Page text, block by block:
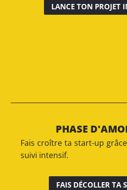
LANCE TON PROJET
PHASE
Fais croître ta start-up
suivi intensif.
FAIS DÉCOLLER TA